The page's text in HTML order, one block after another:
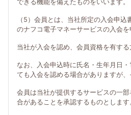
できる機能を備えたものをいいます。
（5）会員とは、当社所定の入会申
のナフコ電子マネーサービスの入会を
当社が入会を認め、会員資格を有する
なお、入会申込時に氏名・生年月日
ても入会を認める場合がありますが、
会員は当社が提供するサービスの一
合があることを承認するものとします